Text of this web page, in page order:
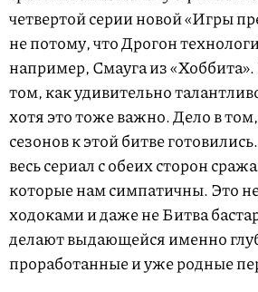
четвертой серии новой «Игры
не потому, что Дрогон
например, Смауга из
том, как удивительно
хотя это тоже важно. Дело в
сезонов к этой битве
весь сериал с обеих сторон
которые нам симпатичны. Это
ходоками и даже не Битва
делают выдающейся именно
проработанные и уже родные